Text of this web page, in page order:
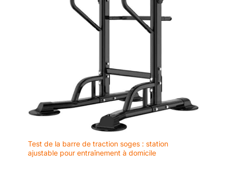
Test de la barre de traction soges : station
ajustable pour entraînement à domicile